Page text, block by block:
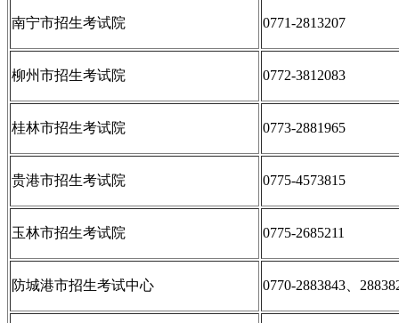
南宁市招生考试院 0771-2813207
柳州市招生考试院 0772-3812083
桂林市招生考试院 0773-2881965
贵港市招生考试院 0775-4573815
玉林市招生考试院 0775-2685211
防城港市招生考试中心 0770-2883843、